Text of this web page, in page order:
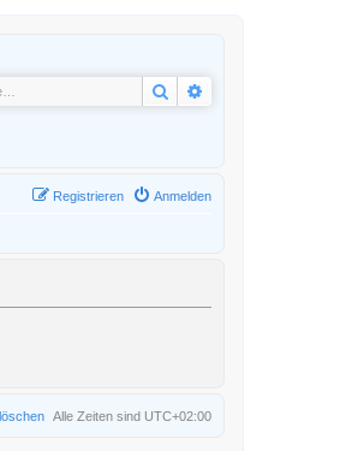
Suche
Anmelden
Registrieren
Alle Zeiten sind UTC+02:00